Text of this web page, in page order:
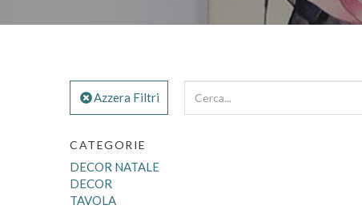
Azzera Filtri
CATEGORIE
DECOR NATALE
DECOR
TAVOLA